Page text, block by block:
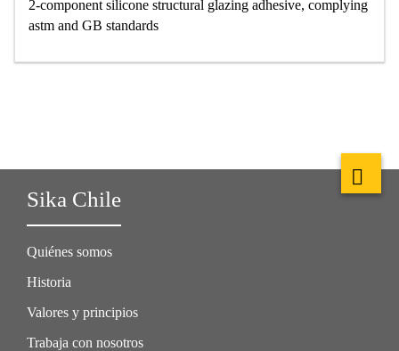
2-component silicone structural glazing adhesive, complying
astm and GB standards
Sika Chile
Quiénes somos
Historia
Valores y principios
Trabaja con nosotros